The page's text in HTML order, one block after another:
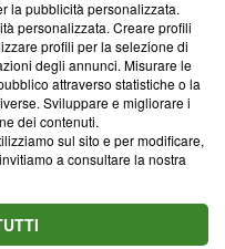
Carlo Frasca, 3 - 6900
la pubblicità personalizzata.
personalizzata. Creare profili
profili per la selezione di
degli annunci. Misurare le
attraverso statistiche o la
Sviluppare e migliorare i
dei contenuti.
sul sito e per modificare,
a consultare la nostra